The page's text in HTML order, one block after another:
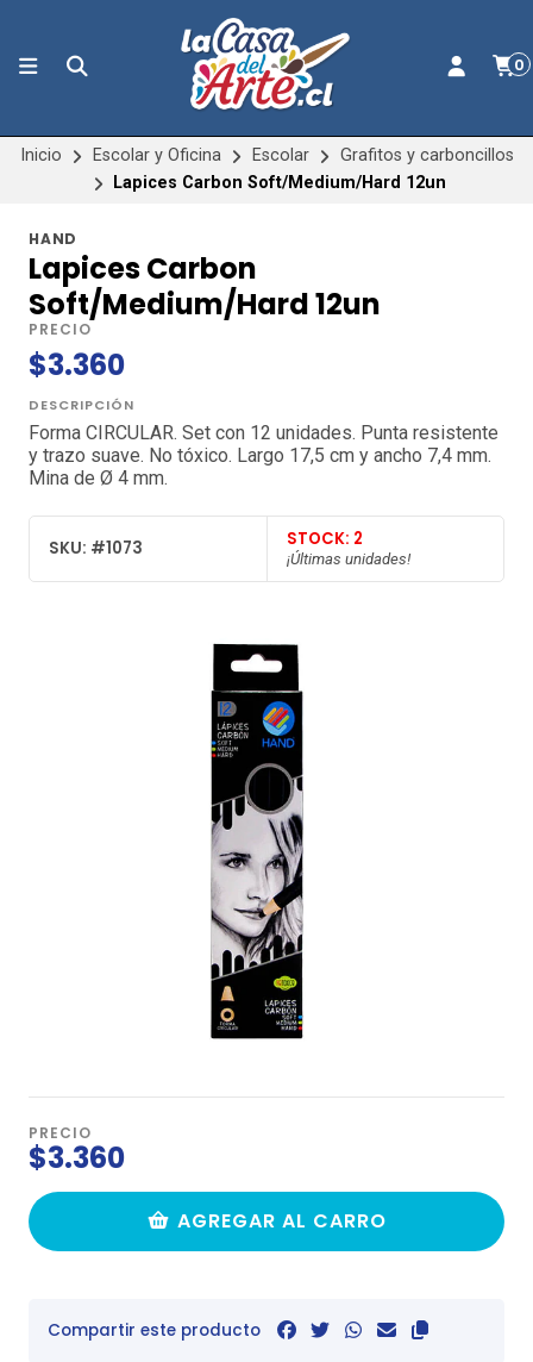
0
Inicio Escolar y Oficina Escolar
Grafitos y carboncillos
Lapices Carbon Soft/Medium/Hard 12un
HAND
Lapices Carbon
Soft/Medium/Hard 12un
PRECIO
$3.360
DESCRIPCIÓN
Forma CIRCULAR. Set con 12 unidades. Punta resistente
y trazo suave. No tóxico. Largo 17,5 cm y ancho 7,4 mm.
Mina de Ø 4 mm.
SKU: #1073 STOCK: 2
¡Últimas unidades!
PRECIO
$3.360
AGREGAR AL CARRO
Compartir este producto